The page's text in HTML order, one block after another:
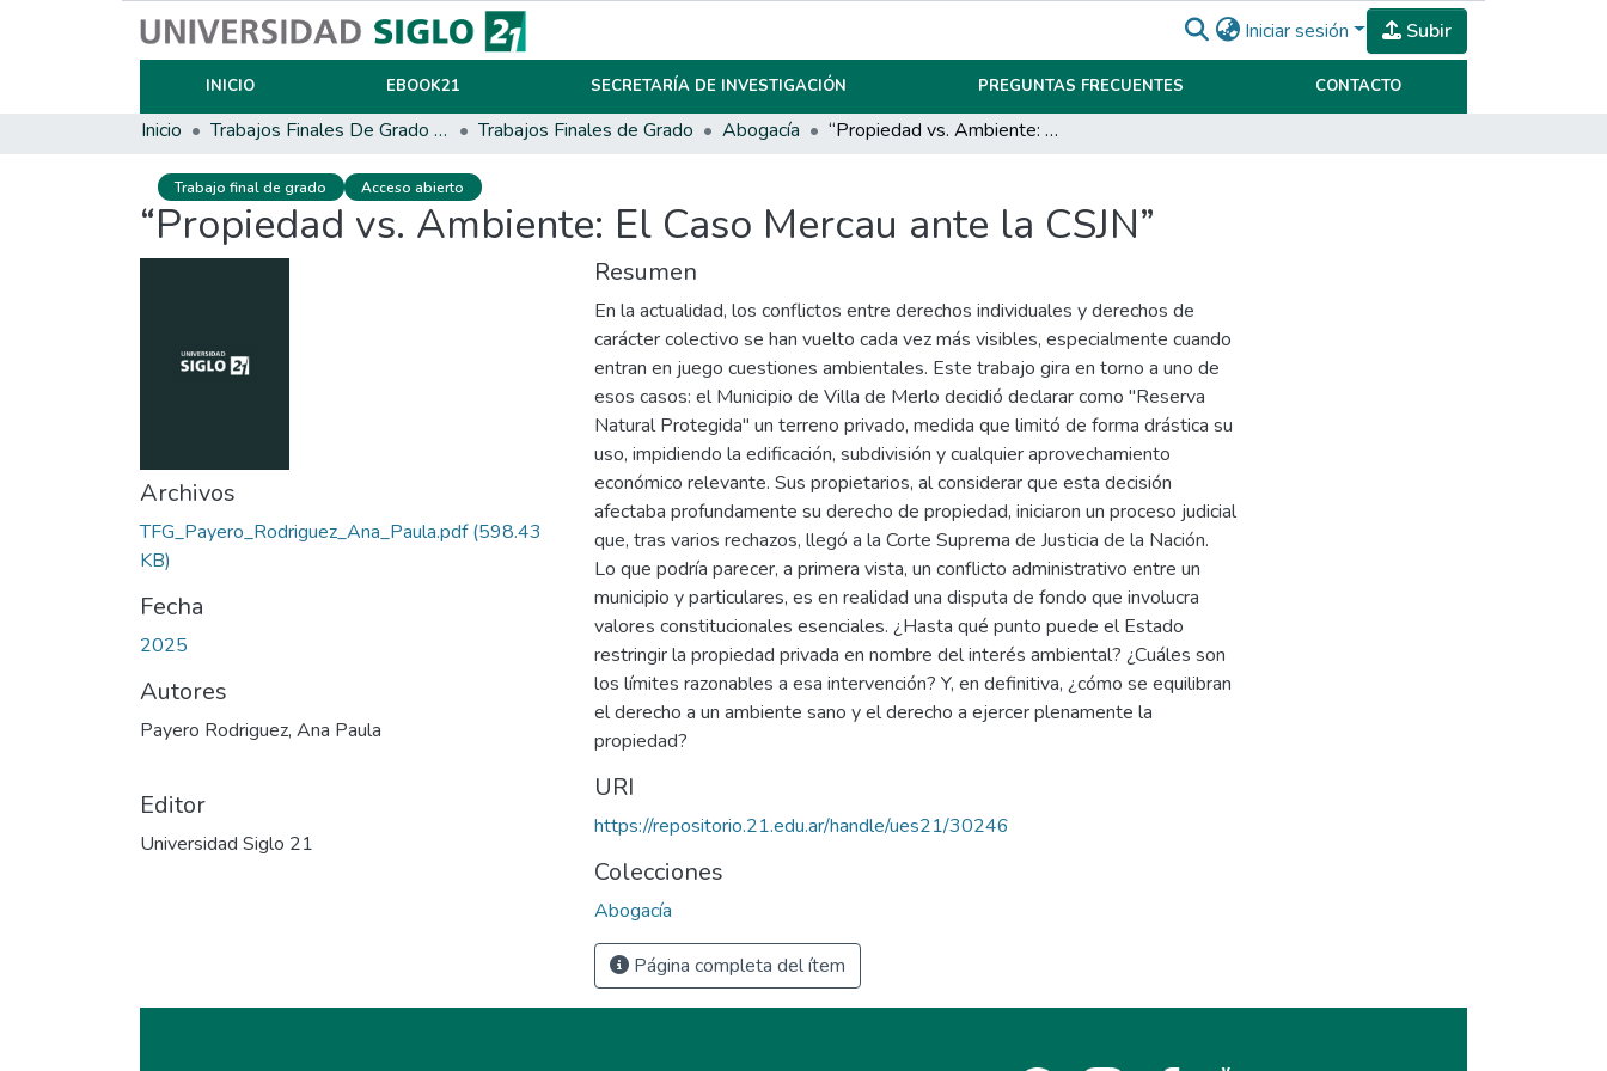
Iniciar sesión Subir
INICIO EBOOK21 SECRETARÍA DE INVESTIGACIÓN PREGUNTAS FRECUENTES CONTACTO
Inicio Trabajos Finales De Grado Y Posgrado Trabajos Finales de Grado Abogacía “Propiedad vs. Ambiente: El Caso Mercau ante la CSJN”
Trabajo final de grado Acceso abierto
“Propiedad vs. Ambiente: El Caso Mercau ante la CSJN”
Archivos
TFG_Payero_Rodriguez_Ana_Paula.pdf(598.43
KB)
Fecha
2025
Autores
Payero Rodriguez, Ana Paula
Editor
Universidad Siglo 21
Resumen
En la actualidad, los conflictos entre derechos individuales y derechos de
carácter colectivo se han vuelto cada vez más visibles, especialmente cuando
entran en juego cuestiones ambientales. Este trabajo gira en torno a uno de
esos casos: el Municipio de Villa de Merlo decidió declarar como "Reserva
Natural Protegida" un terreno privado, medida que limitó de forma drástica su
uso, impidiendo la edificación, subdivisión y cualquier aprovechamiento
económico relevante. Sus propietarios, al considerar que esta decisión
afectaba profundamente su derecho de propiedad, iniciaron un proceso judicial
que, tras varios rechazos, llegó a la Corte Suprema de Justicia de la Nación.
Lo que podría parecer, a primera vista, un conflicto administrativo entre un
municipio y particulares, es en realidad una disputa de fondo que involucra
valores constitucionales esenciales. ¿Hasta qué punto puede el Estado
restringir la propiedad privada en nombre del interés ambiental? ¿Cuáles son
los límites razonables a esa intervención? Y, en definitiva, ¿cómo se equilibran
el derecho a un ambiente sano y el derecho a ejercer plenamente la
propiedad?
URI
https://repositorio.21.edu.ar/handle/ues21/30246
Colecciones
Abogacía
Página completa del ítem